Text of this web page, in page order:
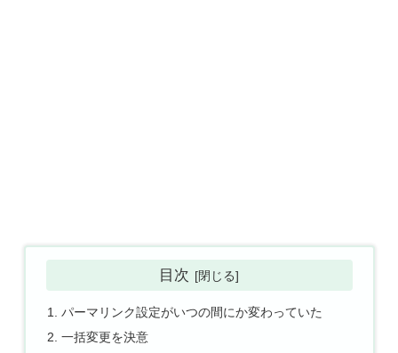
目次
パーマリンク設定がいつの間にか変わっていた
一括変更を決意